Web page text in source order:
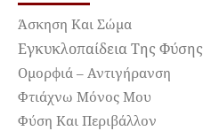
Άσκηση Και Σώμα
Εγκυκλοπαίδεια Της Φύσης
Ομορφιά – Αντιγήρανση
Φτιάχνω Μόνος Μου
Φύση Και Περιβάλλον